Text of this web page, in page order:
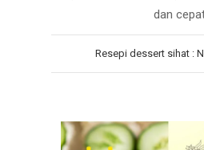
Resepi dessert sihat :